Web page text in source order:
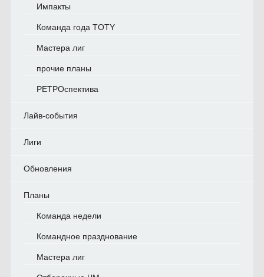
Импакты
Команда года TOTY
Мастера лиг
прочие планы
РЕТРОспектива
Лайв-события
Лиги
Обновления
Планы
Команда недели
Командное празднование
Мастера лиг